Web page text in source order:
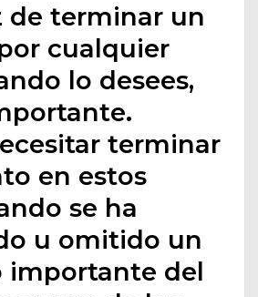
de terminar un
cualquier
lo desees,
terminar
en estos
se ha
u omitido un
importante del